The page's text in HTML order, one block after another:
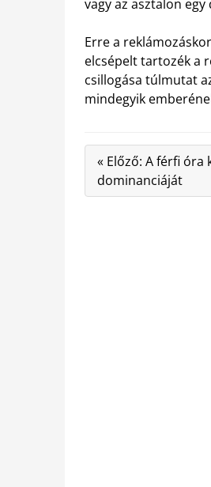
vagy az asztalon
Erre a
elcsépelt tartozék a
csillogása túlmutat
mindegyik
« Előző: A férfi óra
dominanciáját